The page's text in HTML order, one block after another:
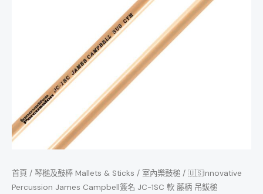
首頁 / 琴槌及鼓棒 Mallets & Sticks / 室內樂鼓槌 / 🇺🇸Innovative
Percussion James Campbell簽名 JC-1SC 軟 藤柄 吊鈸槌
鈸
槌
量